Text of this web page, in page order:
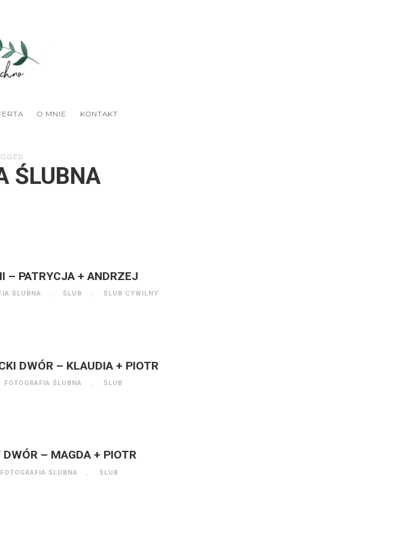
O MNIE KONTAKT
ŚLUBNA
– PATRYCJA + ANDRZEJ
ŚLUBNA , ŚLUB , ŚLUB CYWILNY
DWÓR – KLAUDIA + PIOTR
FOTOGRAFIA ŚLUBNA , ŚLUB
– MAGDA + PIOTR
FOTOGRAFIA ŚLUBNA , ŚLUB